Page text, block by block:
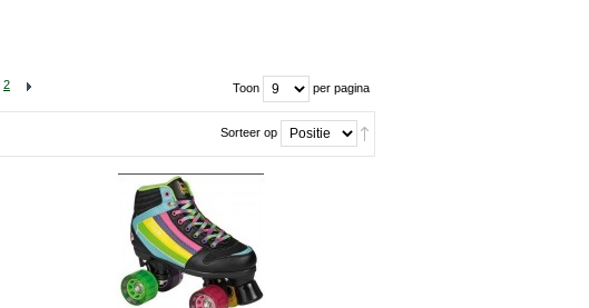
Toon per pagina
2
Sorteer op